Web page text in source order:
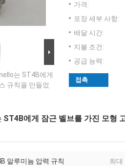
는 ST4B에게
규칙을 만들었
가격:
포장 세부 사항:
배달 시간:
지불 조건:
공급 능력:
접촉
에게 잠근 벨브를 가진 모형
알루미늄 압력 규칙 최대